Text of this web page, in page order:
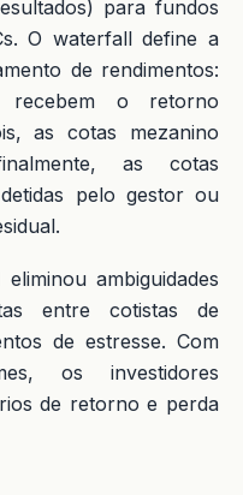
para fundos
O waterfall define a
de rendimentos:
o retorno
as cotas mezanino
as cotas
pelo gestor ou
ambiguidades
entre cotistas de
de estresse. Com
os investidores
de retorno e perda